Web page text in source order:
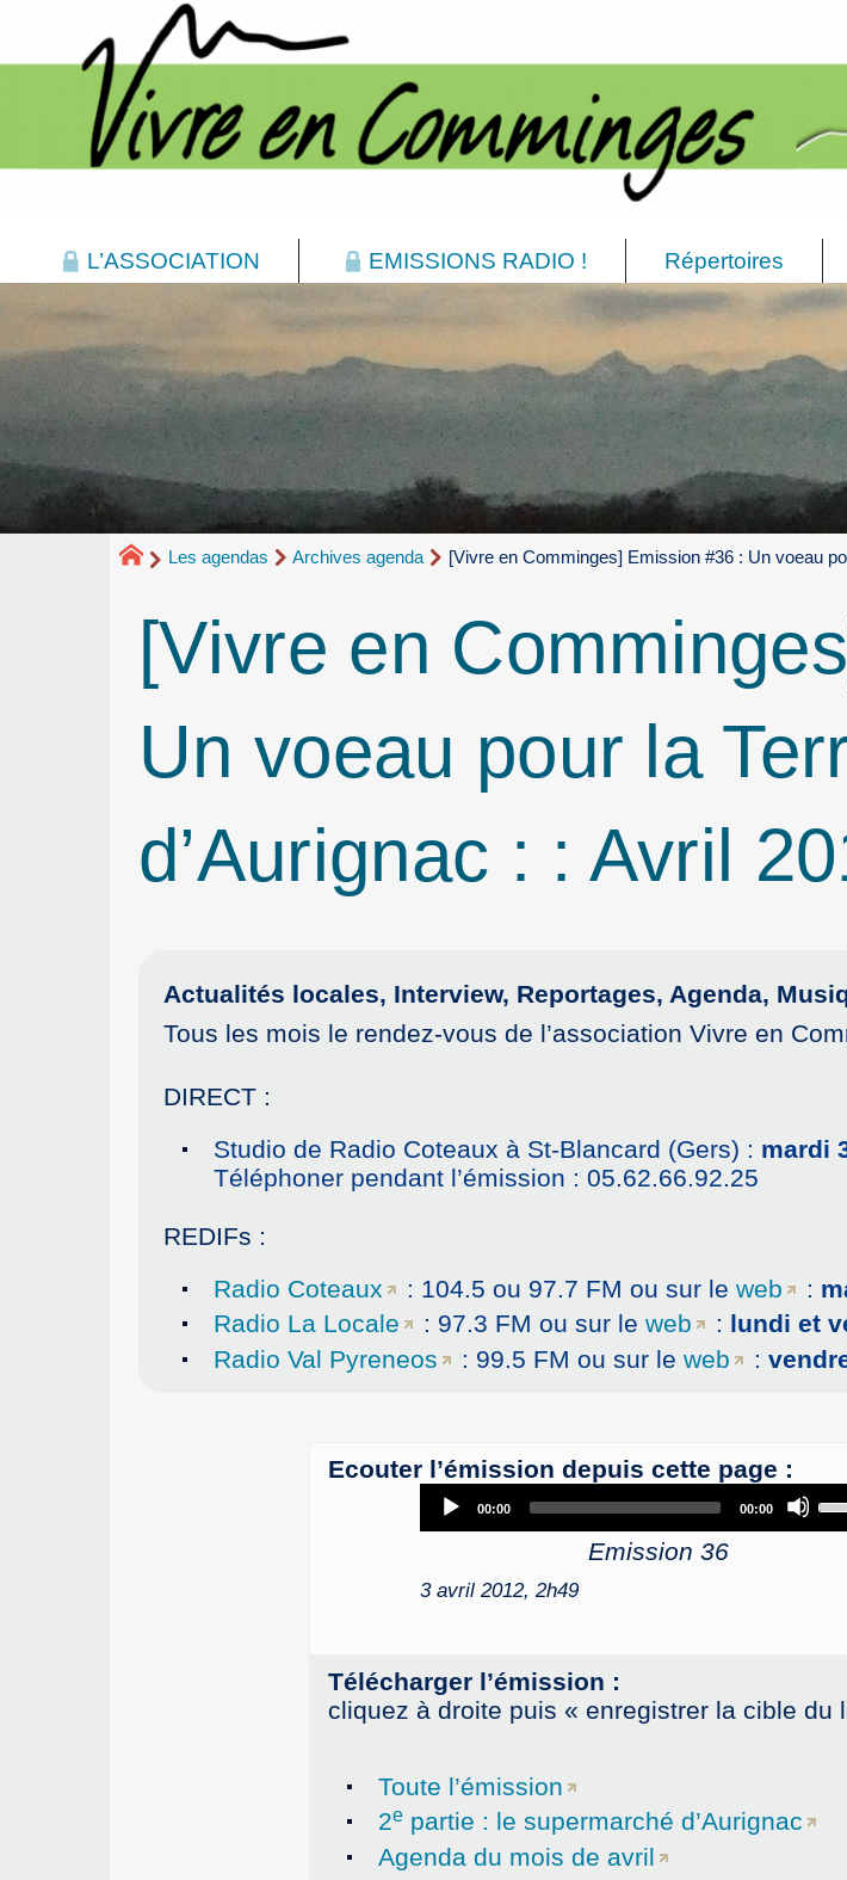
L’ASSOCIATION EMISSIONS RADIO ! Répertoires
Les agendas Archives agenda [Vivre en Comminges] Emission #36 : Un voeau
[Vivre en
Un voeau pour la
d’Aurignac : : Avril
Actualités locales, Interview, Reportages, Agenda,
Tous les mois le rendez-vous de l’association Vivre en
DIRECT :
Studio de Radio Coteaux à St-Blancard (Gers) : mardi
Téléphoner pendant l’émission : 05.62.66.92.25
REDIFs :
Radio Coteaux
: 104.5 ou 97.7 FM ou sur le web :
Radio La Locale
: 97.3 FM ou sur le web : lundi et
Radio Val Pyreneos
: 99.5 FM ou sur le web :
Ecouter l’émission depuis cette page :
Audio
Player
00:00 00:00
Emission 36
3 avril 2012, 2h49
Télécharger l’émission :
cliquez à droite puis « enregistrer la cible
Toute l’émission
2e partie : le supermarché d’Aurignac
Agenda du mois de avril